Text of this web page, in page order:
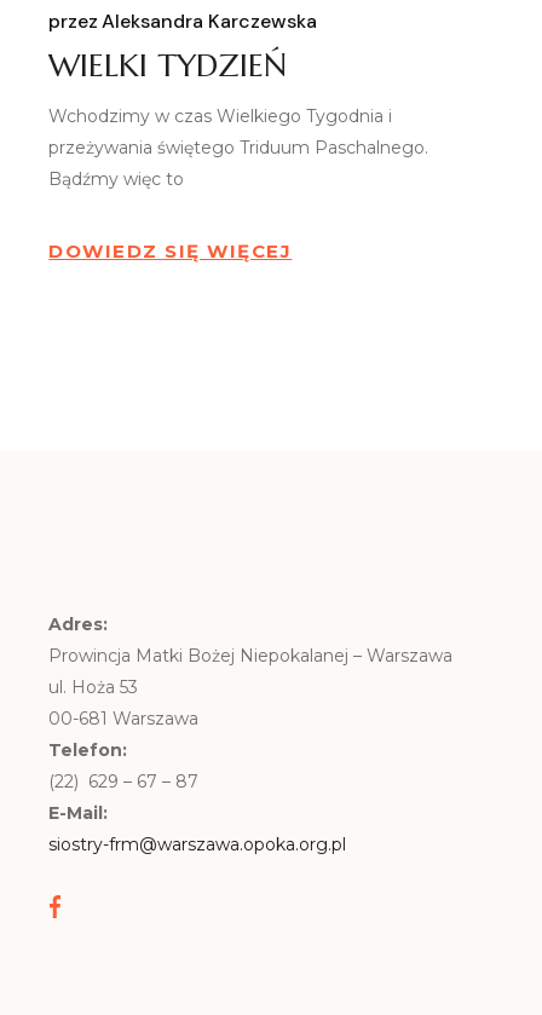
przez Aleksandra Karczewska
WIELKI TYDZIEŃ
Wchodzimy w czas Wielkiego Tygodnia i
przeżywania świętego Triduum Paschalnego.
Bądźmy więc to
DOWIEDZ SIĘ WIĘCEJ
Adres:
Prowincja Matki Bożej Niepokalanej – Warszawa
ul. Hoża 53
00-681 Warszawa
Telefon:
(22) 629 – 67 – 87
E-Mail:
siostry-frm@warszawa.opoka.org.pl